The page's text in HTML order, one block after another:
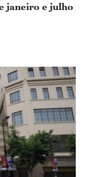
janeiro e julho